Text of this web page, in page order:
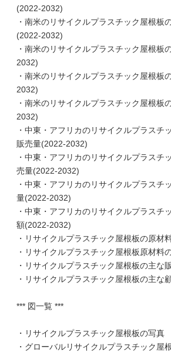
(2022-2032)
・南米のリサイクルプラスチック屋根板
(2022-2032)
・南米のリサイクルプラスチック屋根板
2032)
・南米のリサイクルプラスチック屋根板
2032)
・南米のリサイクルプラスチック屋根板
2032)
・中東・アフリカのリサイクルプラスチ
販売量(2022-2032)
・中東・アフリカのリサイクルプラスチ
売量(2022-2032)
・中東・アフリカのリサイクルプラスチ
量(2022-2032)
・中東・アフリカのリサイクルプラスチ
額(2022-2032)
・リサイクルプラスチック屋根板の原材
・リサイクルプラスチック屋根板原材料
・リサイクルプラスチック屋根板の主な
・リサイクルプラスチック屋根板の主な
*** 図一覧 ***
・リサイクルプラスチック屋根板の写真
・グローバルリサイクルプラスチック屋